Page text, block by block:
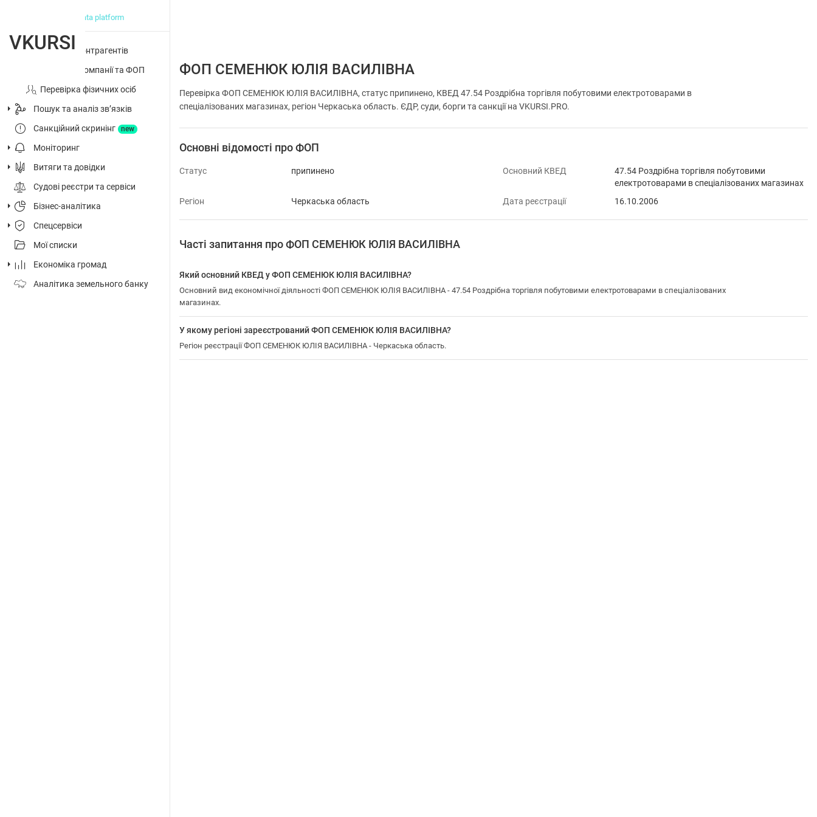
big data platform
Перевірка контрагентів
Досьє на компанії та ФОП
Перевірка фізичних осіб
Пошук та аналіз звʼязків
Санкційний скринінг
new
Моніторинг
Витяги та довідки
Судові реєстри та сервіси
Бізнес-аналітика
Спецсервіси
Мої списки
Економіка громад
Аналітика земельного банку
ФОП СЕМЕНЮК ЮЛІЯ ВАСИЛІВНА
Перевірка ФОП СЕМЕНЮК ЮЛІЯ ВАСИЛІВНА, статус припинено, КВЕД 47.54 Роздрібна торгівля побутовими електротоварами в
спеціалізованих магазинах, регіон Черкаська область. ЄДР, суди, борги та санкції на VKURSI.PRO.
Основні відомості про ФОП
Статус припинено Основний КВЕД
47.54 Роздрібна торгівля побутовими
електротоварами в спеціалізованих магазинах
Регіон
Черкаська область Дата реєстрації 16.10.2006
Часті запитання про ФОП СЕМЕНЮК ЮЛІЯ ВАСИЛІВНА
Який основний КВЕД у ФОП СЕМЕНЮК ЮЛІЯ ВАСИЛІВНА?
Основний вид економічної діяльності ФОП СЕМЕНЮК ЮЛІЯ ВАСИЛІВНА - 47.54 Роздрібна торгівля побутовими електротоварами в спеціалізованих
магазинах.
У якому регіоні зареєстрований ФОП СЕМЕНЮК ЮЛІЯ ВАСИЛІВНА?
Регіон реєстрації ФОП СЕМЕНЮК ЮЛІЯ ВАСИЛІВНА - Черкаська область.
VKURSI